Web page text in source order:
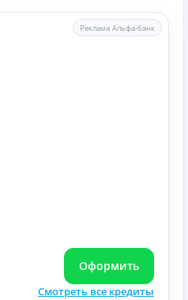
Реклама Альфа-банк
Оформить
Смотреть все кредиты